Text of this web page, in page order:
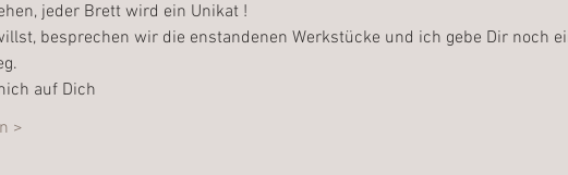
jeder Brett wird ein Unikat !
besprechen wir die enstandenen Werkstücke und ich gebe Dir noch
auf Dich
>